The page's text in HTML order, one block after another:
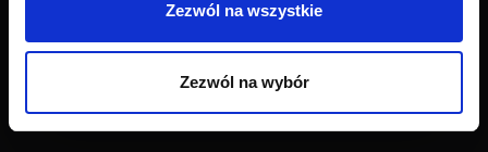
Zezwól na wszystkie
Zezwól na wybór
Godziny otwarcia
Sob. 10:00 – 16:00